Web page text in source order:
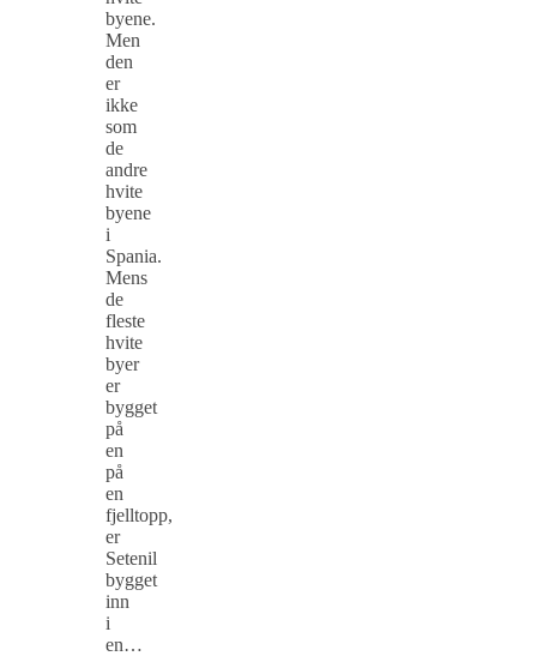
byene.
Men
den
er
ikke
som
de
andre
hvite
byene
i
Spania.
Mens
de
fleste
hvite
byer
er
bygget
på
en
på
en
fjelltopp,
er
Setenil
bygget
inn
i
en…